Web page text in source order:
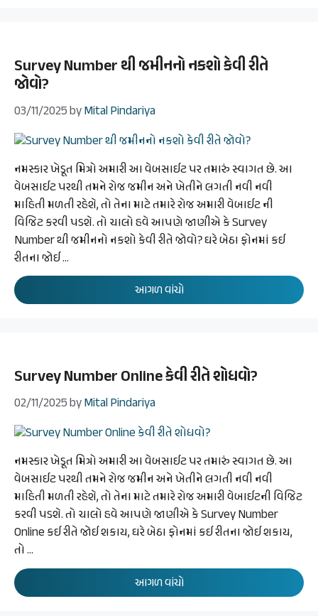
Survey Number થી જમીનનો નકશો કેવી રીતે
જોવો?
03/11/2025byMital Pindariya
નમસ્કાર ખેડૂત મિત્રો અમારી આ વેબસાઈટ પર તમારું સ્વાગત છે. આ
વેબસાઈટ પરથી તમને રોજ જમીન અને ખેતીને લગતી નવી નવી
માહિતી મળતી રહેશે, તો તેના માટે તમારે રોજ અમારી વેબાઈટ ની
વિજિટ કરવી પડશે. તો ચાલો હવે આપણે જાણીએ કે Survey
Number થી જમીનનો નકશો કેવી રીતે જોવો? ઘરે બેઠા ફોનમાં કઈ
રીતના જોઈ …
આગળ વાંચો
Survey Number Online કેવી રીતે શોધવો?
02/11/2025byMital Pindariya
નમસ્કાર ખેડૂત મિત્રો અમારી આ વેબસાઈટ પર તમારું સ્વાગત છે. આ
વેબસાઈટ પરથી તમને રોજ જમીન અને ખેતીને લગતી નવી નવી
માહિતી મળતી રહેશે, તો તેના માટે તમારે રોજ અમારી વેબાઈટની વિજિટ
કરવી પડશે. તો ચાલો હવે આપણે જાણીએ કે Survey Number
Online કઈ રીતે જોઈ શકાય, ઘરે બેઠા ફોનમાં કઈ રીતના જોઈ શકાય,
તો …
આગળ વાંચો